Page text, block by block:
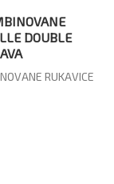
DOUBLE
RUKAVICE